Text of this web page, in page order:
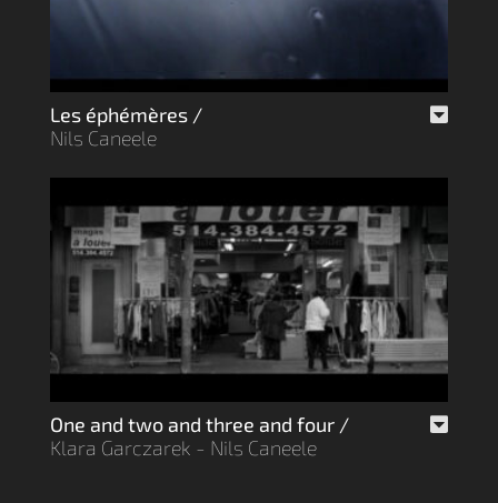
Les éphémères /
Nils Caneele
One and two and three and four /
Klara Garczarek - Nils Caneele